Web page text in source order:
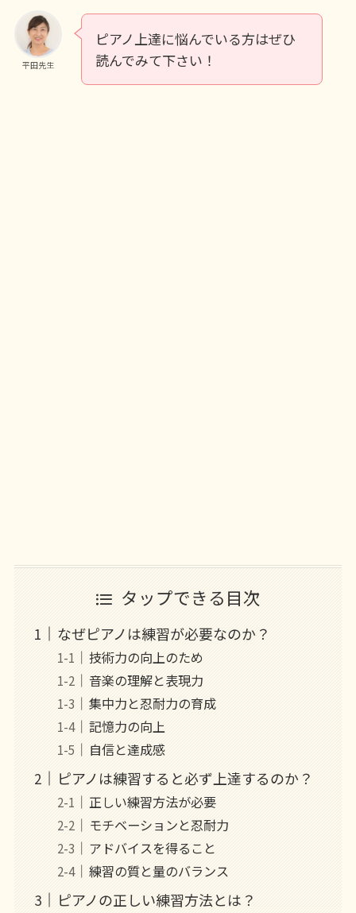
平田先生
ピアノ上達に悩んでいる方はぜひ
読んでみて下さい！
タップできる目次
なぜピアノは練習が必要なのか？
技術力の向上のため
音楽の理解と表現力
集中力と忍耐力の育成
記憶力の向上
自信と達成感
ピアノは練習すると必ず上達するのか？
正しい練習方法が必要
モチベーションと忍耐力
アドバイスを得ること
練習の質と量のバランス
ピアノの正しい練習方法とは？